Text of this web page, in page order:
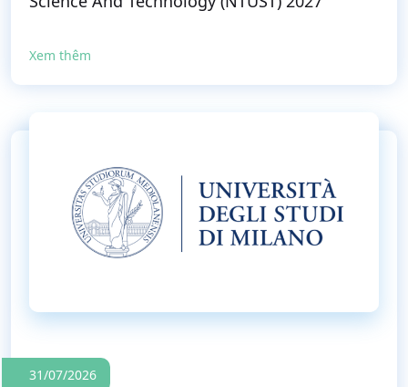
Xem thêm
31/07/2026